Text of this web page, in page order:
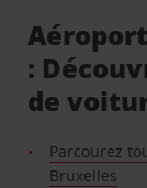
:
de
Parcourez
Bruxelles